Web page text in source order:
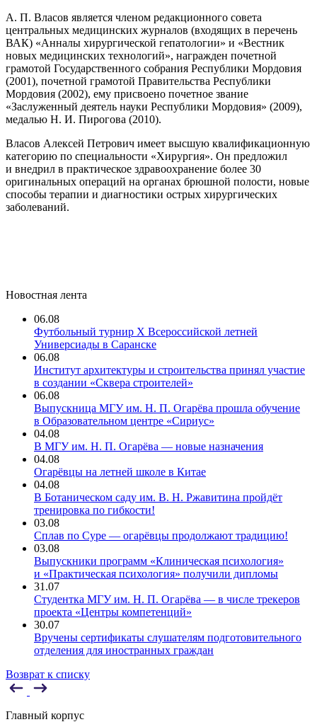
А. П. Власов является членом редакционного совета
центральных медицинских журналов (входящих в перечень
ВАК) «Анналы хирургической гепатологии» и «Вестник
новых медицинских технологий», награжден почетной
грамотой Государственного собрания Республики Мордовия
(2001), почетной грамотой Правительства Республики
Мордовия (2002), ему присвоено почетное звание
«Заслуженный деятель науки Республики Мордовия» (2009),
медалью Н. И. Пирогова (2010).
Власов Алексей Петрович имеет высшую квалификационную
категорию по специальности «Хирургия». Он предложил
и внедрил в практическое здравоохранение более 30
оригинальных операций на органах брюшной полости, новые
способы терапии и диагностики острых хирургических
заболеваний.
Новостная лента
06.08
Футбольный турнир X Всероссийской летней
Универсиады в Саранске
06.08
Институт архитектуры и строительства принял участие
в создании «Сквера строителей»
06.08
Выпускница МГУ им. Н. П. Огарёва прошла обучение
в Образовательном центре «Сириус»
04.08
В МГУ им. Н. П. Огарёва — новые назначения
04.08
Огарёвцы на летней школе в Китае
04.08
В Ботаническом саду им. В. Н. Ржавитина пройдёт
тренировка по гибкости!
03.08
Сплав по Суре — огарёвцы продолжают традицию!
03.08
Выпускники программ «Клиническая психология»
и «Практическая психология» получили дипломы
31.07
Студентка МГУ им. Н. П. Огарёва — в числе трекеров
проекта «Центры компетенций»
30.07
Вручены сертификаты слушателям подготовительного
отделения для иностранных граждан
Возврат к списку
Главный корпус